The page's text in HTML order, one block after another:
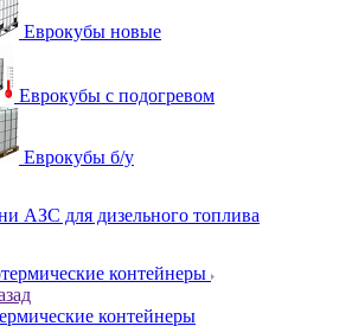
Еврокубы новые
Еврокубы с подогревом
Еврокубы б/у
АЗС для дизельного топлива
контейнеры
контейнеры